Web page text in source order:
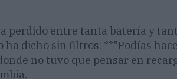
perdido entre tanta batería y
ha dicho sin filtros: **"Podías
no tuvo que pensar en